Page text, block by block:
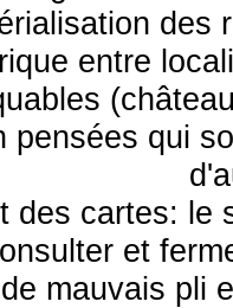
des
entre
pensées qui
des cartes: le
et
mauvais pli